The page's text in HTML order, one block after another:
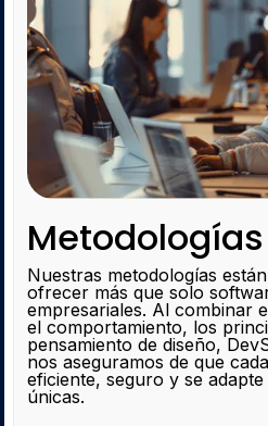
Nuestras metodologías
ofrecer más que solo
empresariales. Al combinar
el comportamiento, los
pensamiento de diseño,
nos aseguramos de que
eficiente, seguro y se adapte
únicas.